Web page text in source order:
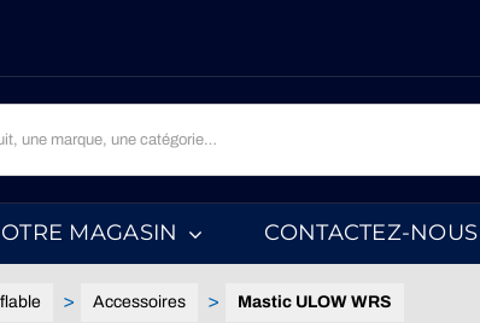
MAGASIN CONTACTEZ-NOUS
Accessoires Mastic ULOW WRS